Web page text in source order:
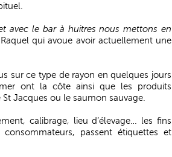
avec le bar à huitres nous mettons en
qui avoue avoir actuellement une
sur ce type de rayon en quelques jours
ont la côte ainsi que les produits
Jacques ou le saumon sauvage.
calibrage, lieu d’élevage… les fins
passent étiquettes et